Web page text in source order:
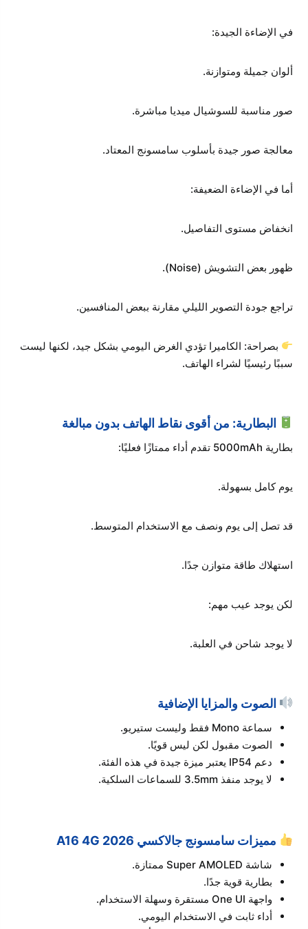
في الإضاءة الجيدة:
ألوان جميلة ومتوازنة.
صور مناسبة للسوشيال ميديا مباشرة.
معالجة صور جيدة بأسلوب سامسونج المعتاد.
أما في الإضاءة الضعيفة:
انخفاض مستوى التفاصيل.
ظهور بعض التشويش (Noise).
تراجع جودة التصوير الليلي مقارنة ببعض المنافسين.
بصراحة: الكاميرا تؤدي الغرض اليومي بشكل جيد، لكنها ليست
سببًا رئيسيًا لشراء الهاتف.
البطارية: من أقوى نقاط الهاتف بدون مبالغة
بطارية 5000mAh تقدم أداء ممتازًا فعليًا:
يوم كامل بسهولة.
قد تصل إلى يوم ونصف مع الاستخدام المتوسط.
استهلاك طاقة متوازن جدًا.
لكن يوجد عيب مهم:
لا يوجد شاحن في العلبة.
الصوت والمزايا الإضافية
سماعة Mono فقط وليست ستيريو.
الصوت مقبول لكن ليس قويًا.
دعم IP54 يعتبر ميزة جيدة في هذه الفئة.
لا يوجد منفذ 3.5mm للسماعات السلكية.
مميزات سامسونج جالاكسي A16 4G 2026
شاشة Super AMOLED ممتازة.
بطارية قوية جدًا.
واجهة One UI مستقرة وسهلة الاستخدام.
أداء ثابت في الاستخدام اليومي.